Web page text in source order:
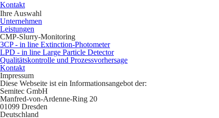
Kontakt
Ihre Auswahl
Unternehmen
Leistungen
CMP-Slurry-Monitoring
3CP - in line Extinction-Photometer
LPD - in line Large Particle Detector
Qualitätskontrolle und Prozessvorhersage
Kontakt
Impressum
Diese Webseite ist ein Informationsangebot der:
Semitec GmbH
Manfred-von-Ardenne-Ring 20
01099 Dresden
Deutschland